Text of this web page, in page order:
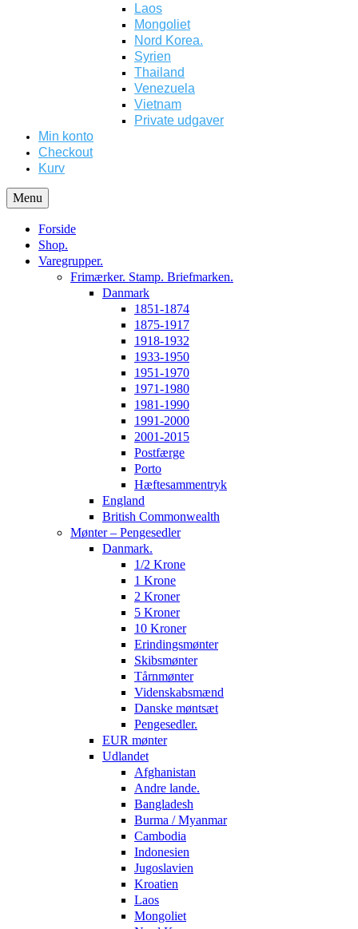
Laos
Mongoliet
Nord Korea.
Syrien
Thailand
Venezuela
Vietnam
Private udgaver
Min konto
Checkout
Kurv
Menu
Forside
Shop.
Varegrupper.
Frimærker. Stamp. Briefmarken.
Danmark
1851-1874
1875-1917
1918-1932
1933-1950
1951-1970
1971-1980
1981-1990
1991-2000
2001-2015
Postfærge
Porto
Hæftesammentryk
England
British Commonwealth
Mønter – Pengesedler
Danmark.
1/2 Krone
1 Krone
2 Kroner
5 Kroner
10 Kroner
Erindingsmønter
Skibsmønter
Tårnmønter
Videnskabsmænd
Danske møntsæt
Pengesedler.
EUR mønter
Udlandet
Afghanistan
Andre lande.
Bangladesh
Burma / Myanmar
Cambodia
Indonesien
Jugoslavien
Kroatien
Laos
Mongoliet